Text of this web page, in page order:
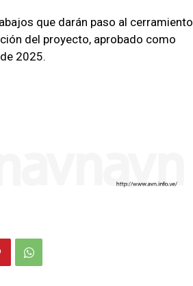
que darán paso al cerramiento
del proyecto, aprobado como
2025.